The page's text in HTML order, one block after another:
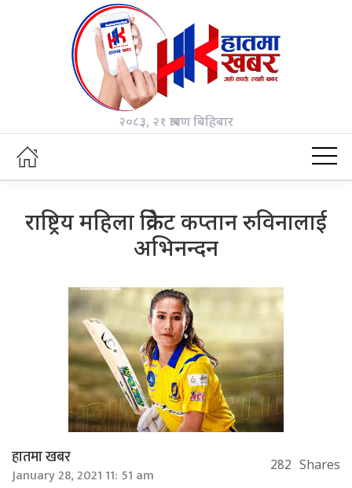
२०८३, २१ श्रावण बिहिबार
राष्ट्रिय महिला क्रिकेट कप्तान रुविनालाई
अभिनन्दन
हातमा खबर
January 28, 2021 11: 51 am 282 Shares